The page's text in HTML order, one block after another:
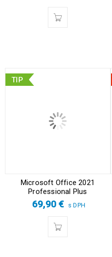
TIP
Microsoft Office 2021
Professional Plus
69,90€ s DPH